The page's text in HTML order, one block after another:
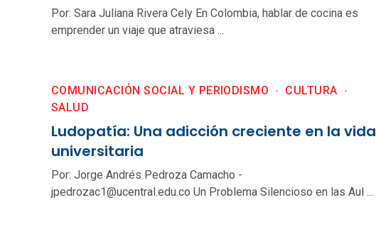
Por: Sara Juliana Rivera Cely En Colombia, hablar de cocina es
emprender un viaje que atraviesa ...
Ludopatía: Una adicción creciente en la vida
universitaria
COMUNICACIÓN SOCIAL Y PERIODISMO
CULTURA
SALUD
Por: Jorge Andrés Pedroza Camacho -
jpedrozac1@ucentral.edu.co Un Problema Silencioso en las Aul ...